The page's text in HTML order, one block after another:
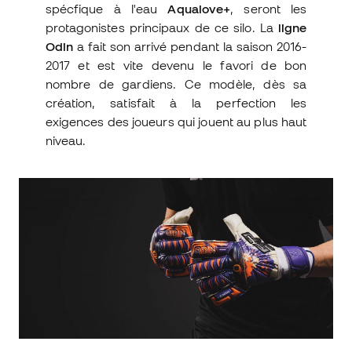
spécfique à l'eauAqualove+, seront les
protagonistes principaux de ce silo. La ligne
Odina fait son arrivé pendant la saison 2016-
2017 et est vite devenu le favori de bon
nombre de gardiens. Ce modèle, dès sa
création, satisfait à la perfection les
exigences des joueurs qui jouent au plus haut
niveau.